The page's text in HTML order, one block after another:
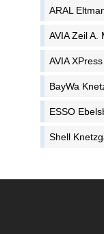
ARAL
AVIA Zeil A.
AVIA
BayWa
ESSO
Shell